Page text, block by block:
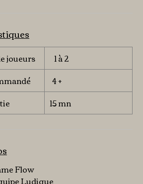
joueurs
1 à 2
4 +
15 mn
Flow
Ludique